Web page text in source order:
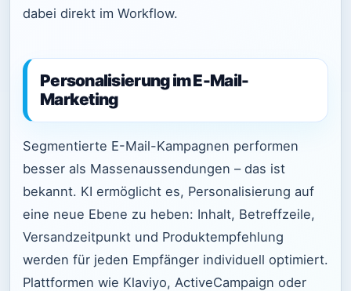
dabei direkt im Workflow.
Personalisierung im E-Mail-
Marketing
Segmentierte E-Mail-Kampagnen performen
besser als Massenaussendungen – das ist
bekannt. KI ermöglicht es, Personalisierung auf
eine neue Ebene zu heben: Inhalt, Betreffzeile,
Versandzeitpunkt und Produktempfehlung
werden für jeden Empfänger individuell optimiert.
Plattformen wie Klaviyo, ActiveCampaign oder